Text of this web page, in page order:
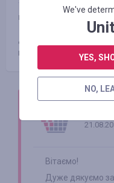
магазин
Дуже чудова річ,все
півроку,проблем не
Вітаємо!
Дуже дякуємо
We've
YES,
NO,